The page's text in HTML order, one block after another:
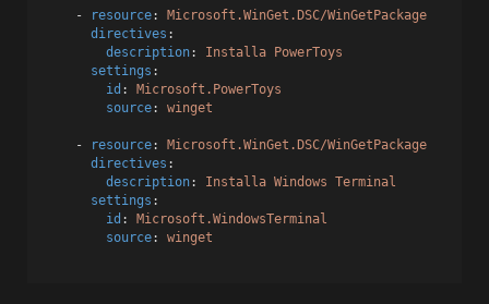
    -
resource: Microsoft.WinGet.DSC/WinGetPackage
directives :
description: Installa PowerToys
settings :
id : Microsoft.PowerToys
source: winget
    -
resource: Microsoft.WinGet.DSC/WinGetPackage
directives :
description: Installa Windows Terminal
settings :
id : Microsoft.WindowsTerminal
source: winget